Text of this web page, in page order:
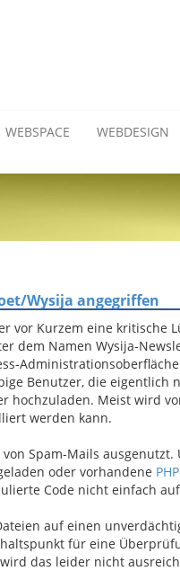
WEBSPACE WEBDESIGN
Wysija angegriffen
vor Kurzem eine kritische
dem Namen Wysija-
Benutzer, die
hochzuladen. Meist wird
werden kann.
Spam-Mails
oder vorhandene
Code nicht einfach
auf einen
für eine
das leider nicht